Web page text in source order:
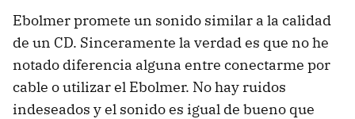
Ebolmer promete un sonido similar a la calidad
de un CD. Sinceramente la verdad es que no he
notado diferencia alguna entre conectarme por
cable o utilizar el Ebolmer. No hay ruidos
indeseados y el sonido es igual de bueno que